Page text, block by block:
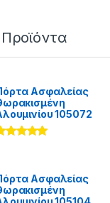
Ασφαλείας
105072
Ασφαλείας